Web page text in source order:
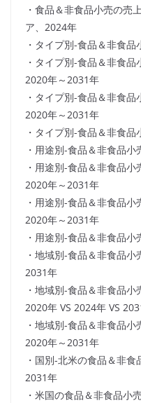
・食品＆非食品小売の売
ア、2024年
・タイプ別-食品＆非食
・タイプ別-食品＆非食品
2020年～2031年
・タイプ別-食品＆非食品
2020年～2031年
・タイプ別-食品＆非食
・用途別-食品＆非食品
・用途別-食品＆非食品小
2020年～2031年
・用途別-食品＆非食品小
2020年～2031年
・用途別-食品＆非食品
・地域別-食品＆非食品
2031年
・地域別-食品＆非食品小
2020年 VS 2024年 VS
・地域別-食品＆非食品小
2020年～2031年
・国別-北米の食品＆非
2031年
・米国の食品＆非食品小